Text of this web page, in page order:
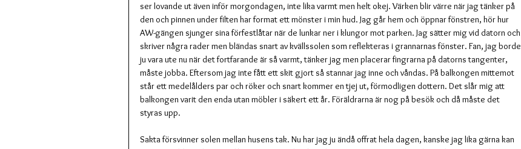
ser lovande ut även inför morgondagen, inte lika varmt men helt okej. Värken blir värre när jag tänker på
den och pinnen under filten har format ett mönster i min hud. Jag går hem och öppnar fönstren, hör hur
AW-gängen sjunger sina förfestlåtar när de lunkar ner i klungor mot parken. Jag sätter mig vid datorn och
skriver några rader men bländas snart av kvällssolen som reflekteras i grannarnas fönster. Fan, jag borde
ju vara ute nu när det fortfarande är så varmt, tänker jag men placerar fingrarna på datorns tangenter,
måste jobba. Eftersom jag inte fått ett skit gjort så stannar jag inne och våndas. På balkongen mittemot
står ett medelålders par och röker och snart kommer en tjej ut, förmodligen dottern. Det slår mig att
balkongen varit den enda utan möbler i säkert ett år. Föräldrarna är nog på besök och då måste det
styras upp.
Sakta försvinner solen mellan husens tak. Nu har jag ju ändå offrat hela dagen, kanske jag lika gärna kan